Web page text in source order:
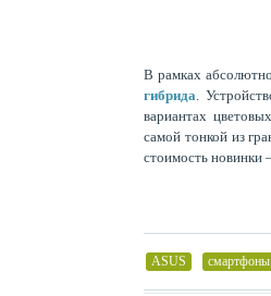
В рамках
гибрида.
вариантах
самой тонкой из
стоимость новинки
ASUS смартфоны